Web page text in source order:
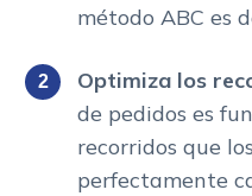
método ABC es
Optimiza los
de pedidos es
recorridos que
perfectamente